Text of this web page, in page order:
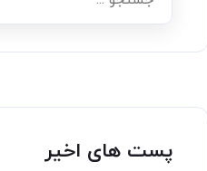
پست های اخیر